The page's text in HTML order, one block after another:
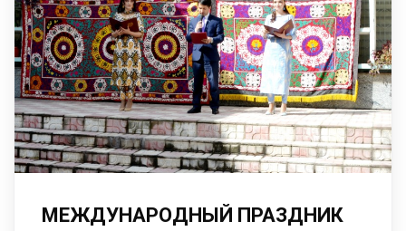
МЕЖДУНАРОДНЫЙ ПРАЗДНИК